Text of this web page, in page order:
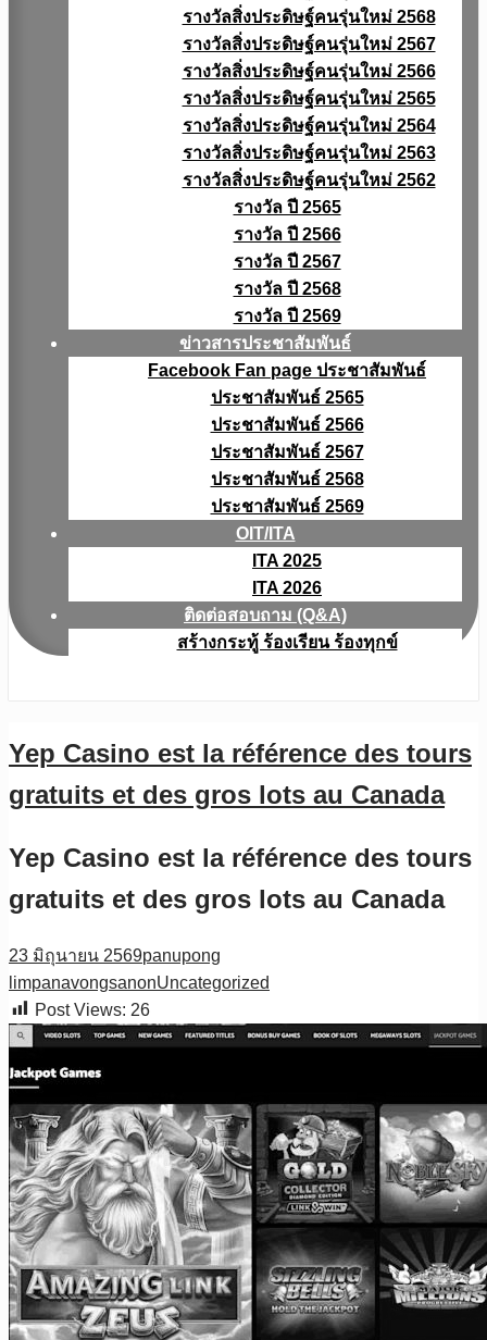
รางวัลสิ่งประดิษฐ์คนรุ่นใหม่ 2568
รางวัลสิ่งประดิษฐ์คนรุ่นใหม่ 2567
รางวัลสิ่งประดิษฐ์คนรุ่นใหม่ 2566
รางวัลสิ่งประดิษฐ์คนรุ่นใหม่ 2565
รางวัลสิ่งประดิษฐ์คนรุ่นใหม่ 2564
รางวัลสิ่งประดิษฐ์คนรุ่นใหม่ 2563
รางวัลสิ่งประดิษฐ์คนรุ่นใหม่ 2562
รางวัล ปี 2565
รางวัล ปี 2566
รางวัล ปี 2567
รางวัล ปี 2568
รางวัล ปี 2569
ข่าวสารประชาสัมพันธ์
Facebook Fan page ประชาสัมพันธ์
ประชาสัมพันธ์ 2565
ประชาสัมพันธ์ 2566
ประชาสัมพันธ์ 2567
ประชาสัมพันธ์ 2568
ประชาสัมพันธ์ 2569
OIT/ITA
ITA 2025
ITA 2026
ติดต่อสอบถาม (Q&A)
สร้างกระทู้ ร้องเรียน ร้องทุกข์
Yep Casino est la référence des tours
gratuits et des gros lots au Canada
Yep Casino est la référence des tours
gratuits et des gros lots au Canada
23 มิถุนายน 2569panupong
limpanavongsanonUncategorized
Post Views: 26